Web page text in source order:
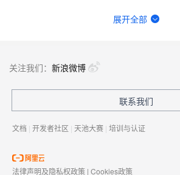
idea通义灵码cpu占用、磁盘写入极高
宜搭自定义页面表格里面怎么显示序号，序号
云效怎么申请体验下 你们新版合并请求？
展开全部
关注我们： 新浪微博
联系我们
文档 | 开发者社区 | 天池大赛 | 培训与认证
法律声明及隐私权政策 | Cookies政策